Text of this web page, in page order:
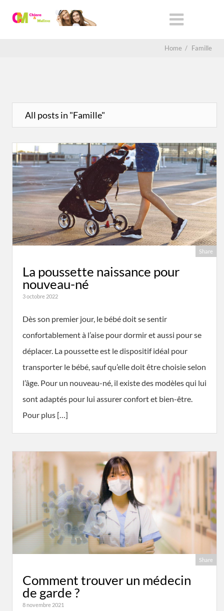
Home / Famille
All posts in "Famille"
Share
La poussette naissance pour
nouveau-né
3 octobre 2022
Dès son premier jour, le bébé doit se sentir
confortablement à l’aise pour dormir et aussi pour se
déplacer. La poussette est le dispositif idéal pour
transporter le bébé, sauf qu’elle doit être choisie selon
l’âge. Pour un nouveau-né, il existe des modèles qui lui
sont adaptés pour lui assurer confort et bien-être.
Pour plus […]
Share
Comment trouver un médecin
de garde ?
8 novembre 2021